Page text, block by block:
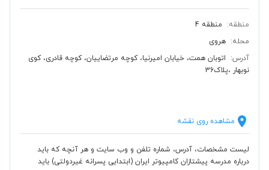
منطقه:
منطقه 4
محله: هروی
آدرس:
اتوبان همت، خیابان امیرنیا، کوچه مرتضاییان، کوچه قادری، کوی
نوبهار ،پلاک36
مشاهده روی نقشه
لیست مشخصات، آدرس، شماره تلفن و وب سایت و هر آنچه که باید
درباره مدرسه پیشتازان کامپیوتر ایران (ابتدایی پسرانه غیردولتی) باید